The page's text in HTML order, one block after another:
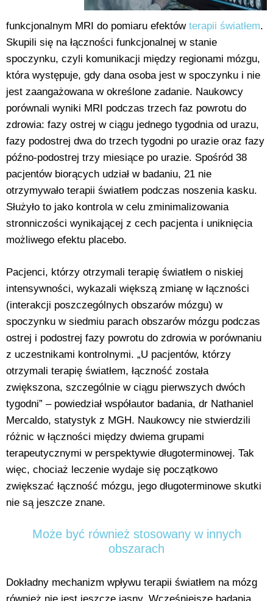
funkcjonalnym MRI do pomiaru efektówterapii światłem.
Skupili się na łączności funkcjonalnej w stanie
spoczynku, czyli komunikacji między regionami mózgu,
która występuje, gdy dana osoba jest w spoczynku i nie
jest zaangażowana w określone zadanie. Naukowcy
porównali wyniki MRI podczas trzech faz powrotu do
zdrowia: fazy ostrej w ciągu jednego tygodnia od urazu,
fazy podostrej dwa do trzech tygodni po urazie oraz fazy
późno-podostrej trzy miesiące po urazie. Spośród 38
pacjentów biorących udział w badaniu, 21 nie
otrzymywało terapii światłem podczas noszenia kasku.
Służyło to jako kontrola w celu zminimalizowania
stronniczości wynikającej z cech pacjenta i uniknięcia
możliwego efektu placebo.
Pacjenci, którzy otrzymali terapię światłem o niskiej
intensywności, wykazali większą zmianę w łączności
(interakcji poszczególnych obszarów mózgu) w
spoczynku w siedmiu parach obszarów mózgu podczas
ostrej i podostrej fazy powrotu do zdrowia w porównaniu
z uczestnikami kontrolnymi. „U pacjentów, którzy
otrzymali terapię światłem, łączność została
zwiększona, szczególnie w ciągu pierwszych dwóch
tygodni” – powiedział współautor badania, dr Nathaniel
Mercaldo, statystyk z MGH. Naukowcy nie stwierdzili
różnic w łączności między dwiema grupami
terapeutycznymi w perspektywie długoterminowej. Tak
więc, chociaż leczenie wydaje się początkowo
zwiększać łączność mózgu, jego długoterminowe skutki
nie są jeszcze znane.
Może być również stosowany w innych
obszarach
Dokładny mechanizm wpływu terapii światłem na mózg